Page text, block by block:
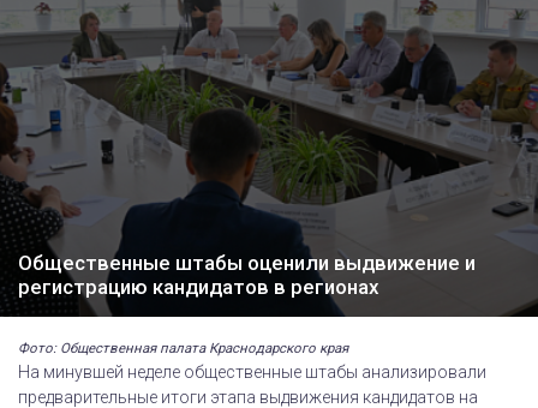
Общественные штабы оценили выдвижение и
регистрацию кандидатов в регионах
Фото: Общественная палата Краснодарского края
На минувшей неделе общественные штабы анализировали
предварительные итоги этапа выдвижения кандидатов на